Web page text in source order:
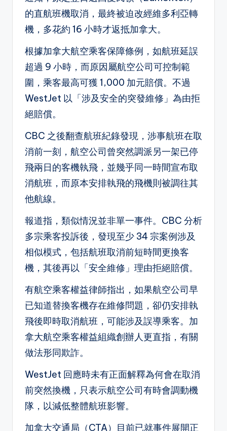
的直航班機取消，最終被迫改經維多利亞轉
機，多花約 16 小時才返抵加拿大。
根據加拿大航空乘客保障條例，如航班延誤
超過 9 小時，而原因屬航空公司可控制範
圍，乘客最高可獲 1,000 加元賠償。不過
WestJet 以「涉及安全的突發維修」為由拒
絕賠償。
CBC 之後翻查航班紀錄發現，涉事航班在取
消前一刻，航空公司曾突然調派另一架已停
飛兩日的客機執飛，並幾乎同一時間宣布取
消航班，而原本安排執飛的飛機則被調往其
他航線。
報道指，類似情況並非單一事件。CBC 分析
多宗乘客投訴後，發現至少 34 宗案例涉及
相似模式，包括航班取消前短時間更換客
機，其後再以「安全維修」理由拒絕賠償。
有航空乘客權益律師指出，如果航空公司早
已知道替換客機存在維修問題，卻仍安排執
飛後即時取消航班，可能涉及誤導乘客。加
拿大航空乘客權益組織創辦人更直指，有關
做法形同欺詐。
WestJet 回應時未有正面解釋為何會在取消
前突然換機，只表示航空公司有時會調動機
隊，以減低整體航班影響。
加拿大交通局（CTA）目前已就事件展開正